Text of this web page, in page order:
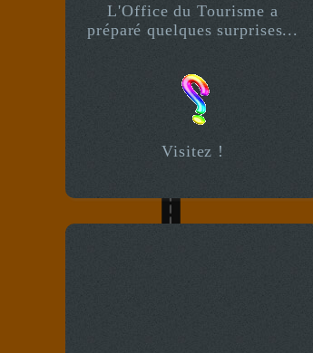
L'Office du Tourisme a
préparé quelques surprises...
Visitez !